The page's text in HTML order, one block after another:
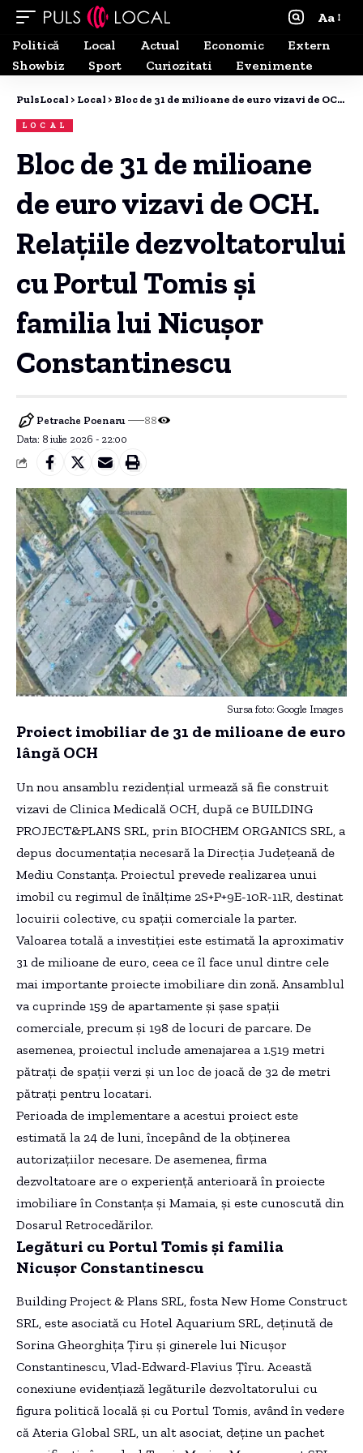
Aa
Politică
Local Actual Economic
Extern
Showbiz
Sport Curiozitati Evenimente
PulsLocal > Local > Bloc de 31 de milioane de euro vizavi de OCH. Relațiile dezvoltatorului cu Portul Tomis și familia lui Nicușor Constantinescu
LOCAL
Bloc de 31 de milioane
de euro vizavi de OCH.
Relațiile dezvoltatorului
cu Portul Tomis și
familia lui Nicușor
Constantinescu
Data: 8 iulie 2026 - 22:00
Petrache Poenaru 88
Sursa foto: Google Images
Proiect imobiliar de 31 de milioane de euro
lângă OCH
Un nou ansamblu rezidențial urmează să fie construit
vizavi de Clinica Medicală OCH, după ce BUILDING
PROJECT&PLANS SRL, prin BIOCHEM ORGANICS SRL, a
depus documentația necesară la Direcția Județeană de
Mediu Constanța. Proiectul prevede realizarea unui
imobil cu regimul de înălțime 2S+P+9E-10R-11R, destinat
locuirii colective, cu spații comerciale la parter.
Valoarea totală a investiției este estimată la aproximativ
31 de milioane de euro, ceea ce îl face unul dintre cele
mai importante proiecte imobiliare din zonă. Ansamblul
va cuprinde 159 de apartamente și șase spații
comerciale, precum și 198 de locuri de parcare. De
asemenea, proiectul include amenajarea a 1.519 metri
pătrați de spații verzi și un loc de joacă de 32 de metri
pătrați pentru locatari.
Perioada de implementare a acestui proiect este
estimată la 24 de luni, începând de la obținerea
autorizațiilor necesare. De asemenea, firma
dezvoltatoare are o experiență anterioară în proiecte
imobiliare în Constanța și Mamaia, și este cunoscută din
Dosarul Retrocedărilor.
Legături cu Portul Tomis și familia
Nicușor Constantinescu
Building Project & Plans SRL, fosta New Home Construct
SRL, este asociată cu Hotel Aquarium SRL, deținută de
Sorina Gheorghița Țiru și ginerele lui Nicușor
Constantinescu, Vlad-Edward-Flavius Țîru. Această
conexiune evidențiază legăturile dezvoltatorului cu
figura politică locală și cu Portul Tomis, având în vedere
că Ateria Global SRL, un alt asociat, deține un pachet